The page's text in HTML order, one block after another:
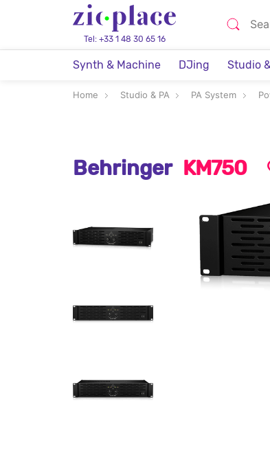
Tel: +33 1 48 30 65 16
Synth & Machine DJing Studio
Home Studio & PA PA System
Behringer KM750
of
5